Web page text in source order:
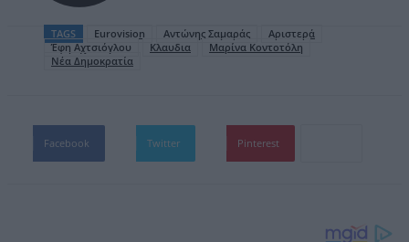
TAGS Eurovision Αντώνης Σαμαράς
Αριστερά
Έφη Αχτσιόγλου
Κλαυδια
Μαρίνα Κοντοτόλη
Νέα Δημοκρατία
Facebook Twitter Pinterest